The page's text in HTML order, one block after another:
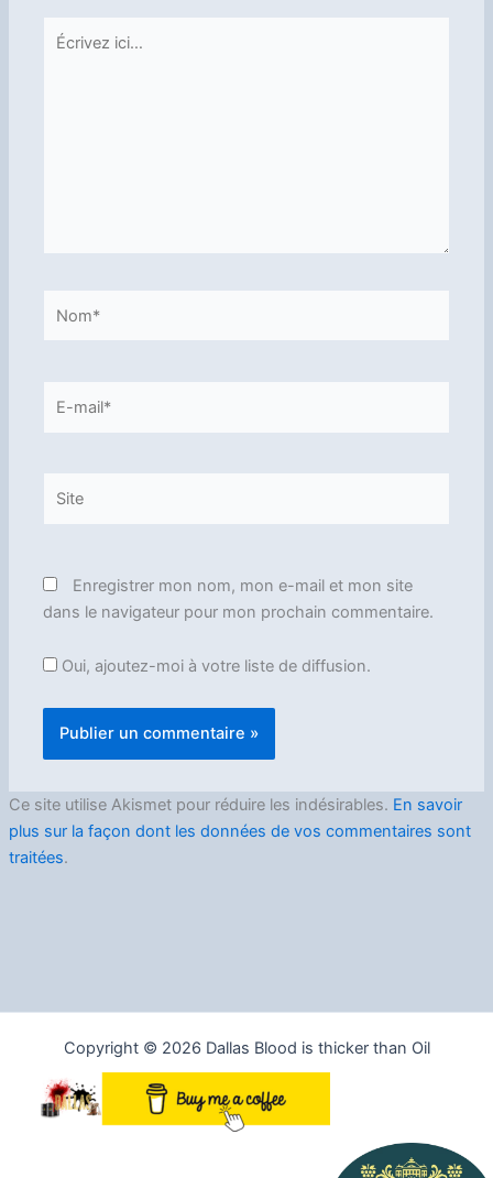
Écrivez
ici…
mail*
Enregistrer mon nom, mon e-mail et mon site
dans le navigateur pour mon prochain commentaire.
Oui, ajoutez-moi à votre liste de diffusion.
Ce site utilise Akismet pour réduire les indésirables. En savoir
plus sur la façon dont les données de vos commentaires sont
traitées.
Copyright © 2026 Dallas Blood is thicker than Oil